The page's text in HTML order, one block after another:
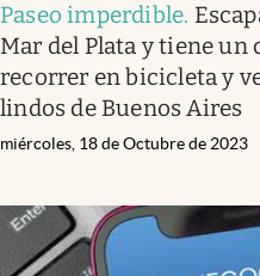
Paseo imperdible.
Mar del Plata y tiene
recorrer en bicicleta y
lindos de Buenos Aires
miércoles, 18 de Octubre de 2023